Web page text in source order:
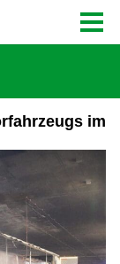
im